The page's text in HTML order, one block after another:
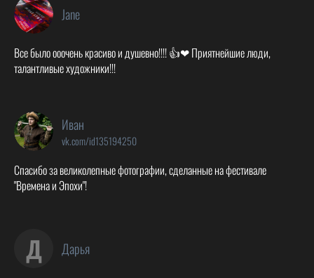
Jane
Все было ооочень красиво и душевно!!!! 👍❤ Приятнейшие люди,
талантливые художники!!!
Иван
vk.com/id135194250
Спасибо за великолепные фотографии, сделанные на фестивале
"Времена и Эпохи"!
Д Дарья